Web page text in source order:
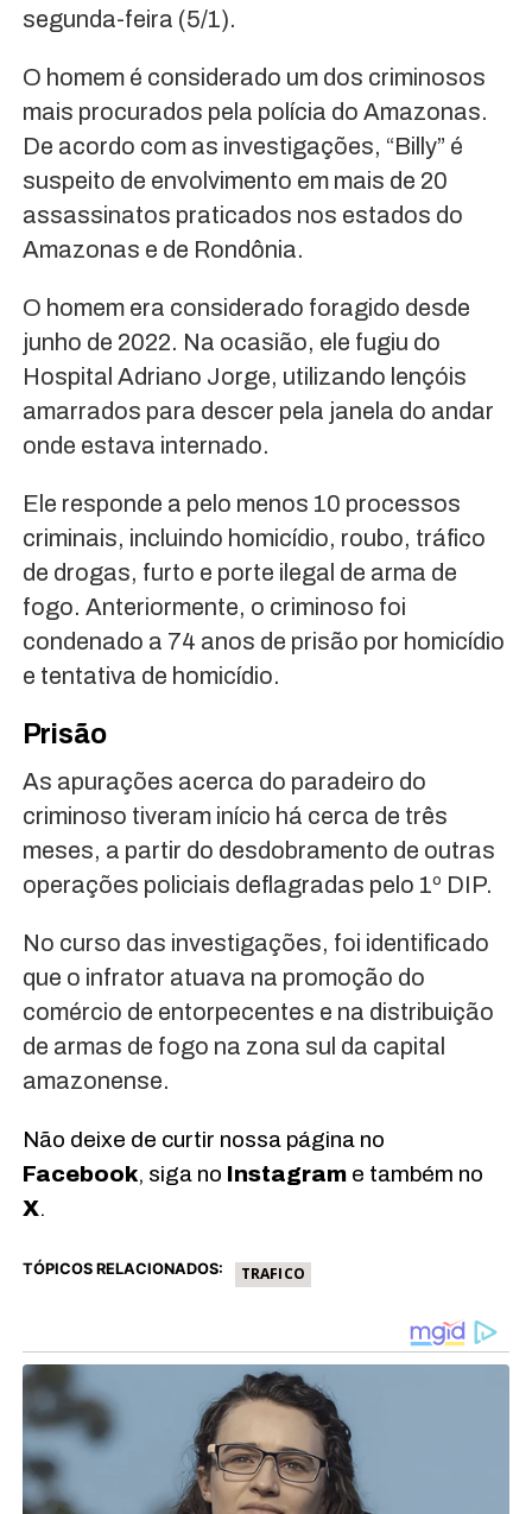
segunda-feira (5/1).
O homem é considerado um dos criminosos
mais procurados pela polícia do Amazonas.
De acordo com as investigações, “Billy” é
suspeito de envolvimento em mais de 20
assassinatos praticados nos estados do
Amazonas e de Rondônia.
O homem era considerado foragido desde
junho de 2022. Na ocasião, ele fugiu do
Hospital Adriano Jorge, utilizando lençóis
amarrados para descer pela janela do andar
onde estava internado.
Ele responde a pelo menos 10 processos
criminais, incluindo homicídio, roubo, tráfico
de drogas, furto e porte ilegal de arma de
fogo. Anteriormente, o criminoso foi
condenado a 74 anos de prisão por homicídio
e tentativa de homicídio.
Prisão
As apurações acerca do paradeiro do
criminoso tiveram início há cerca de três
meses, a partir do desdobramento de outras
operações policiais deflagradas pelo 1º DIP.
No curso das investigações, foi identificado
que o infrator atuava na promoção do
comércio de entorpecentes e na distribuição
de armas de fogo na zona sul da capital
amazonense.
Não deixe de curtir nossa página no
Facebook, siga no Instagrame também no
X.
TÓPICOS RELACIONADOS: TRAFICO